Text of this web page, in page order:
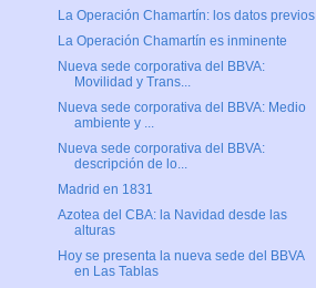
La Operación Chamartín: los datos previos
La Operación Chamartín es inminente
Nueva sede corporativa del BBVA:
Movilidad y Trans...
Nueva sede corporativa del BBVA: Medio
ambiente y ...
Nueva sede corporativa del BBVA:
descripción de lo...
Madrid en 1831
Azotea del CBA: la Navidad desde las
alturas
Hoy se presenta la nueva sede del BBVA
en Las Tablas